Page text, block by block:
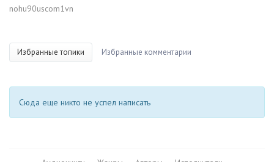
nohu90uscom1vn
Избранные топики Избранные комментарии
Сюда еще никто не успел написать